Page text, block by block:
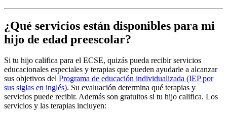
¿Qué servicios están disponibles para mi
hijo de edad preescolar?
Si tu hijo califica para el ECSE, quizás pueda recibir servicios
educacionales especiales y terapias que pueden ayudarle a alcanzar
sus objetivos del Programa de educación individualizada (IEP por
sus siglas en inglés). Su evaluación determina qué terapias y
servicios puede recibir. Además son gratuitos si tu hijo califica. Los
servicios y las terapias incluyen: